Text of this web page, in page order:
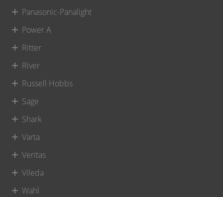
Panasonic-Panalight
Power A
Ritter
River
Russell Hobbs
Sage
Shark
Varta
Veritas
Vileda
Wahl